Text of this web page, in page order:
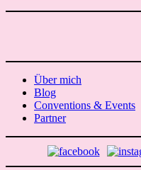
Über mich
Blog
Conventions & Events
Partner